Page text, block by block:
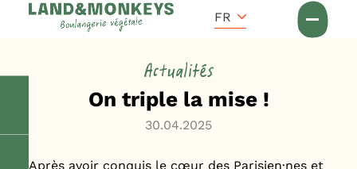
Panneau de gestion des cookies
Accueil
FR
Actualités
On triple la mise !
30.04.2025
Après avoir conquis le cœur des Parisien·nes et